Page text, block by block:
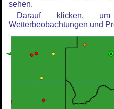
sehen.
Darauf klicken,
Wetterbeobachtungen und